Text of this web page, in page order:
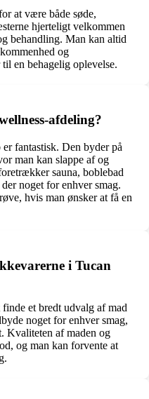
at være både søde,
hjerteligt velkommen
behandling. Man kan altid
og
en behagelig oplevelse.
afdeling?
fantastisk. Den byder på
man kan slappe af og
sauna, boblebad
noget for enhver smag.
hvis man ønsker at få en
i Tucan
et bredt udvalg af mad
noget for enhver smag,
Kvaliteten af maden og
og man kan forvente at